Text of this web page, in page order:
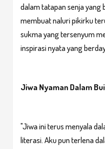
dalam tatapan senja yang
membuat naluri pikirku
sukma yang tersenyum
inspirasi nyata yang
Jiwa Nyaman Dalam
"Jiwa ini terus menyala
literasi. Aku pun terlena